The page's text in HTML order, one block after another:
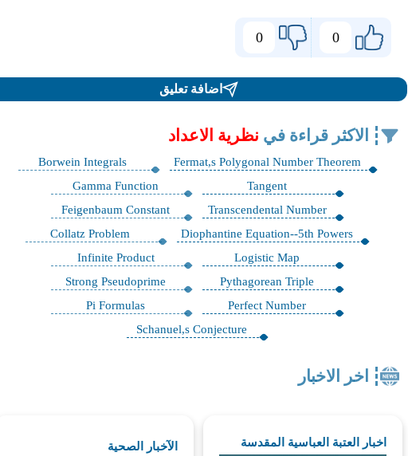
0
0
اضافة تعليق
الاكثر قراءة في نظرية الاعداد
Fermat,s Polygonal Number Theorem
Borwein Integrals
Tangent
Gamma Function
Transcendental Number
Feigenbaum Constant
Diophantine Equation--5th Powers
Collatz Problem
Logistic Map
Infinite Product
Pythagorean Triple
Strong Pseudoprime
Perfect Number
Pi Formulas
Schanuel,s Conjecture
اخر الاخبار
اخبار العتبة العباسية المقدسة الآخبار الصحية